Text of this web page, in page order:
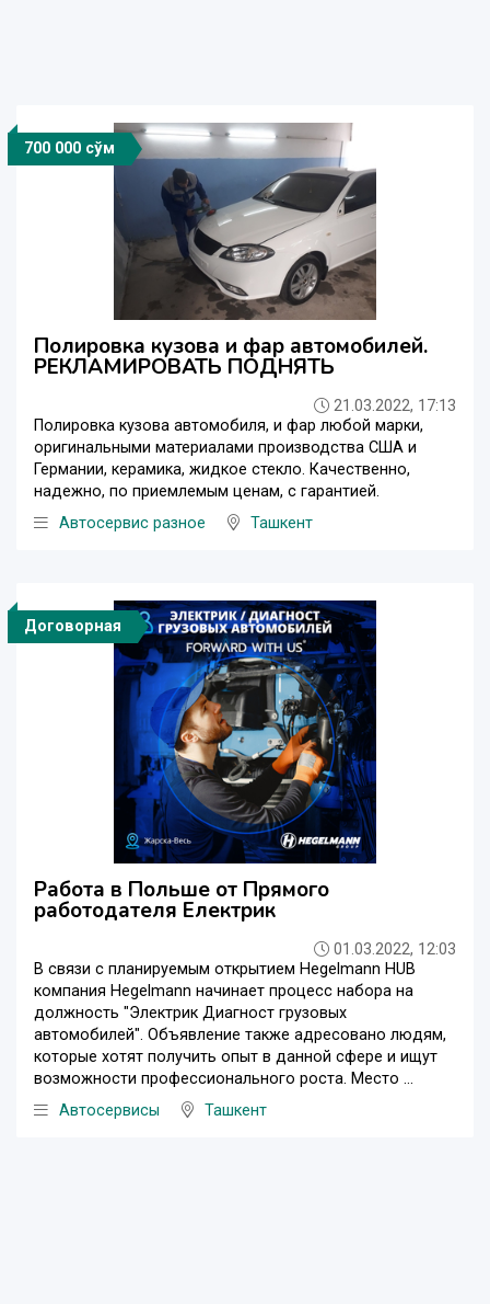
700 000 сўм
Полировка кузова и фар автомобилей.
РЕКЛАМИРОВАТЬ ПОДНЯТЬ
21.03.2022, 17:13
Полировка кузова автомобиля, и фар любой марки,
оригинальными материалами производства США и
Германии, керамика, жидкое стекло. Качественно,
надежно, по приемлемым ценам, с гарантией.
Автосервис разное
Ташкент
Договорная
Работа в Польше от Прямого
работодателя Електрик
01.03.2022, 12:03
В связи с планируемым открытием Hegelmann HUB
компания Hegelmann начинает процесс набора на
должность "Электрик Диагност грузовых
автомобилей". Объявление также адресовано людям,
которые хотят получить опыт в данной сфере и ищут
возможности профессионального роста. Место ...
Автосервисы
Ташкент